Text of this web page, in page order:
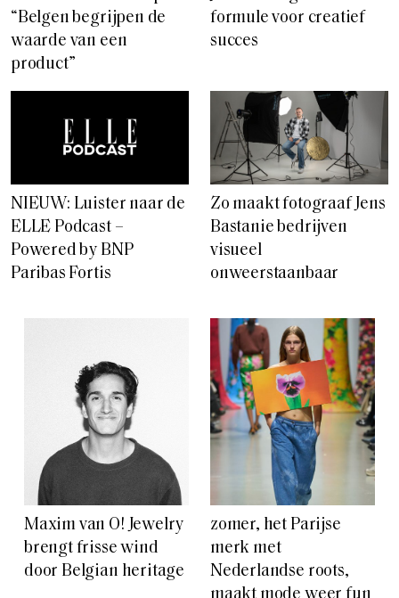
“Belgen begrijpen de
waarde van een
product”
formule voor creatief
succes
NIEUW: Luister naar de
ELLE Podcast –
Powered by BNP
Paribas Fortis
Zo maakt fotograaf Jens
Bastanie bedrijven
visueel
onweerstaanbaar
Maxim van O! Jewelry
brengt frisse wind
door Belgian heritage
zomer, het Parijse
merk met
Nederlandse roots,
maakt mode weer fun